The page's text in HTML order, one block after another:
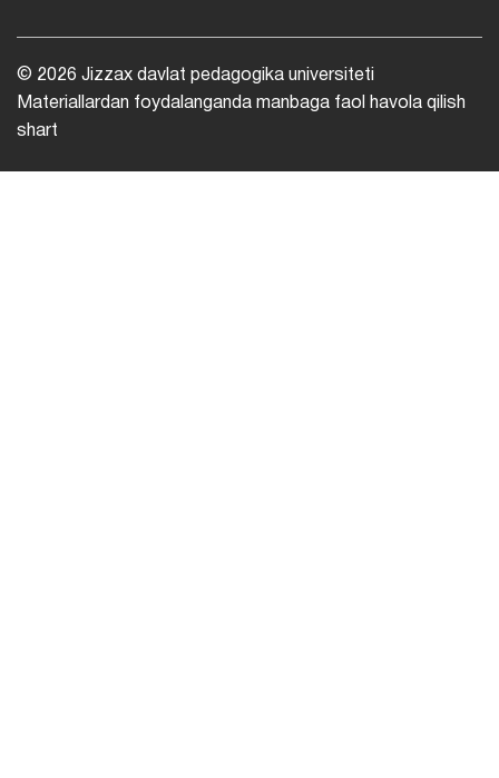
© 2026 Jizzax davlat pedagogika universiteti
Materiallardan foydalanganda manbaga faol havola qilish
shart